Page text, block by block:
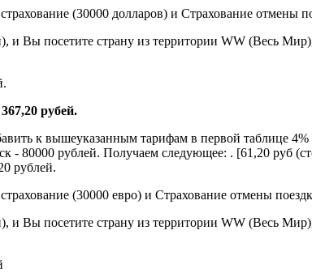
(30000 долларов) и Страхование отмены
и Вы посетите страну из территории WW (Весь
367,20 рубей.
к вышеуказанным тарифам в первой таблице
- 80000 рублей. Получаем следующее: . [61,20 руб
рублей.
(30000 евро) и Страхование отмены
и Вы посетите страну из территории WW (Весь